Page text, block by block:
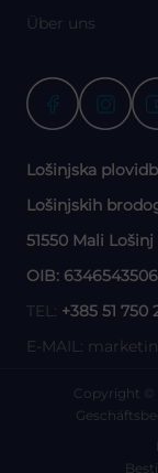
Über uns
Lošinjska
Lošinjskih
51550 Mali Lošinj
OIB:
TEL: +385 51 750
E-MAIL:
Copyright ©